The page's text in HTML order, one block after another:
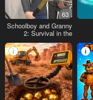
63
Schoolboy and Granny
2: Survival in the
Forest